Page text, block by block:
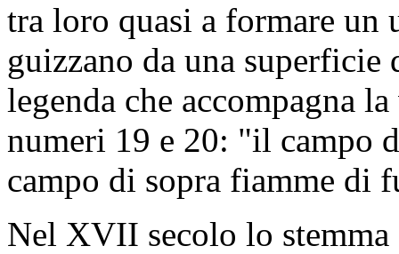
tra loro quasi a formare
guizzano da una superficie
legenda che accompagna
numeri 19 e 20: "il campo
campo di sopra fiamme di
Nel XVII secolo lo stemma